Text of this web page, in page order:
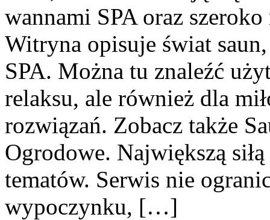
wannami SPA oraz
Witryna opisuje świat
SPA. Można tu znaleźć
relaksu, ale również dla
rozwiązań. Zobacz także
Ogrodowe. Największą
tematów. Serwis nie
wypoczynku, […]